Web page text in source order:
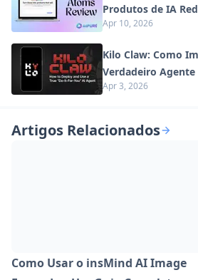
Produtos de IA
Digital em 2026
Apr 10, 2026
Kilo Claw: Como
Verdadeiro Agente
Mesmo"
Apr 3, 2026
Artigos Relacionados
Como Usar o insMind AI Image